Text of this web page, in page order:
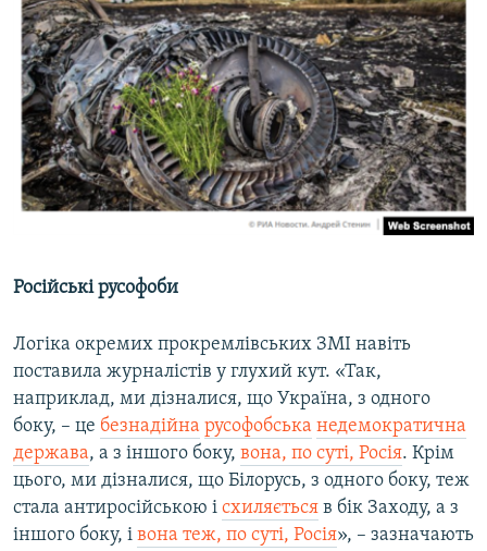
Російські русофоби
Логіка окремих прокремлівських ЗМІ навіть
поставила журналістів у глухий кут. «Так,
наприклад, ми дізналися, що Україна, з одного
боку, – це безнадійна русофобська недемократична
держава, а з іншого боку, вона, по суті, Росія. Крім
цього, ми дізналися, що Білорусь, з одного боку, теж
стала антиросійською і схиляється в бік Заходу, а з
іншого боку, і вона теж, по суті, Росія», – зазначають